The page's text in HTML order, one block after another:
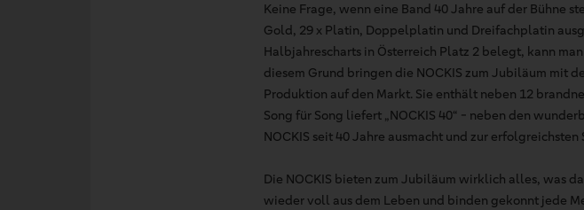
Keine Frage, wenn eine Band 40 Jahre auf der Bühne
Gold, 29 x Platin, Doppelplatin und Dreifachplatin
Halbjahrescharts in Österreich Platz 2 belegt, kann
diesem Grund bringen die NOCKIS zum Jubiläum mit
Produktion auf den Markt. Sie enthält neben 12
Song für Song liefert „NOCKIS 40“ - neben den
NOCKIS seit 40 Jahre ausmacht und zur
Die NOCKIS bieten zum Jubiläum wirklich alles, was
wieder voll aus dem Leben und binden gekonnt jede